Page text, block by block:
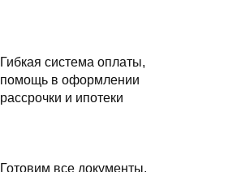
Гибкая система оплаты,
помощь в оформлении
рассрочки и ипотеки
Готовим все документы,